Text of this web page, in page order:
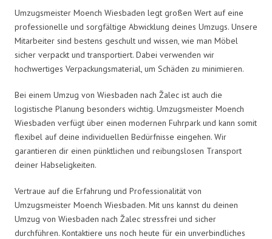
Umzugsmeister Moench Wiesbaden legt großen Wert auf eine
professionelle und sorgfältige Abwicklung deines Umzugs. Unsere
Mitarbeiter sind bestens geschult und wissen, wie man Möbel
sicher verpackt und transportiert. Dabei verwenden wir
hochwertiges Verpackungsmaterial, um Schäden zu minimieren.
Bei einem Umzug von Wiesbaden nach Žalec ist auch die
logistische Planung besonders wichtig. Umzugsmeister Moench
Wiesbaden verfügt über einen modernen Fuhrpark und kann somit
flexibel auf deine individuellen Bedürfnisse eingehen. Wir
garantieren dir einen pünktlichen und reibungslosen Transport
deiner Habseligkeiten.
Vertraue auf die Erfahrung und Professionalität von
Umzugsmeister Moench Wiesbaden. Mit uns kannst du deinen
Umzug von Wiesbaden nach Žalec stressfrei und sicher
durchführen. Kontaktiere uns noch heute für ein unverbindliches